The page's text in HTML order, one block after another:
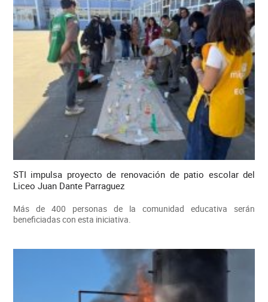
STI impulsa proyecto de renovación de patio escolar del
Liceo Juan Dante Parraguez
Más de 400 personas de la comunidad educativa serán
beneficiadas con esta iniciativa.